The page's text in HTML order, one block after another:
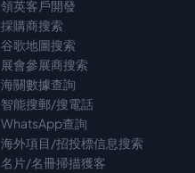
領英客戶開發
採購商搜索
谷歌地圖搜索
展會參展商搜索
海關數據查詢
智能搜郵/搜電話
WhatsApp查詢
海外項目/招投標信息搜索
名片/名冊掃描獲客